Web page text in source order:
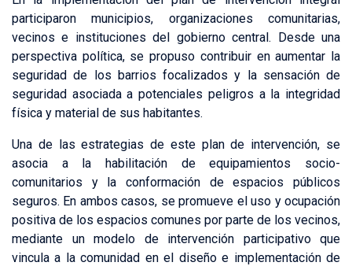
participaron municipios, organizaciones comunitarias,
vecinos e instituciones del gobierno central. Desde una
perspectiva política, se propuso contribuir en aumentar la
seguridad de los barrios focalizados y la sensación de
seguridad asociada a potenciales peligros a la integridad
física y material de sus habitantes.
Una de las estrategias de este plan de intervención, se
asocia a la habilitación de equipamientos socio-
comunitarios y la conformación de espacios públicos
seguros. En ambos casos, se promueve el uso y ocupación
positiva de los espacios comunes por parte de los vecinos,
mediante un modelo de intervención participativo que
vincula a la comunidad en el diseño e implementación de